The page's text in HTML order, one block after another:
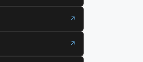
↗
↗